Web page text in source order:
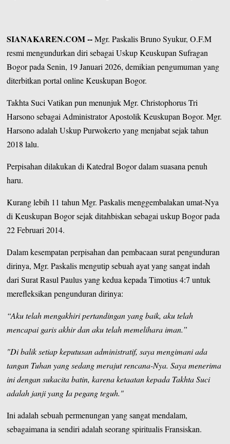
SIANAKAREN.COM--Mgr. Paskalis Bruno Syukur, O.F.M
resmi mengundurkan diri sebagai Uskup Keuskupan Sufragan
Bogor pada Senin, 19 Januari 2026, demikian pengumuman yang
diterbitkan portal online Keuskupan Bogor.
Takhta Suci Vatikan pun menunjukMgr. Christophorus Tri
Harsonosebagai Administrator Apostolik Keuskupan Bogor. Mgr.
Harsono adalah Uskup Purwokerto yang menjabat sejak tahun
2018 lalu.
Perpisahan dilakukan di Katedral Bogor dalam suasana penuh
haru.
Kurang lebih 11 tahun Mgr. Paskalis menggembalakan umat-Nya
diKeuskupan Bogorsejak ditahbiskan sebagai uskup Bogor pada
22 Februari 2014.
Dalam kesempatan perpisahan dan pembacaan surat pengunduran
dirinya, Mgr. Paskalis mengutip sebuah ayat yang sangat indah
dari Surat Rasul Paulus yang kedua kepada Timotius 4:7 untuk
merefleksikan pengunduran dirinya:
“Aku telah mengakhiri pertandingan yang baik, aku telah
mencapai garis akhir dan aku telah memelihara iman.”
"Di balik setiap keputusan administratif, saya mengimani ada
tangan Tuhan yang sedang merajut rencana-Nya. Saya menerima
ini dengan sukacita batin, karena ketaatan kepada Takhta Suci
adalah janji yang Ia pegang teguh."
Ini adalah sebuah permenungan yang sangat mendalam,
sebagaimana ia sendiri adalah seorang spiritualis Fransiskan.